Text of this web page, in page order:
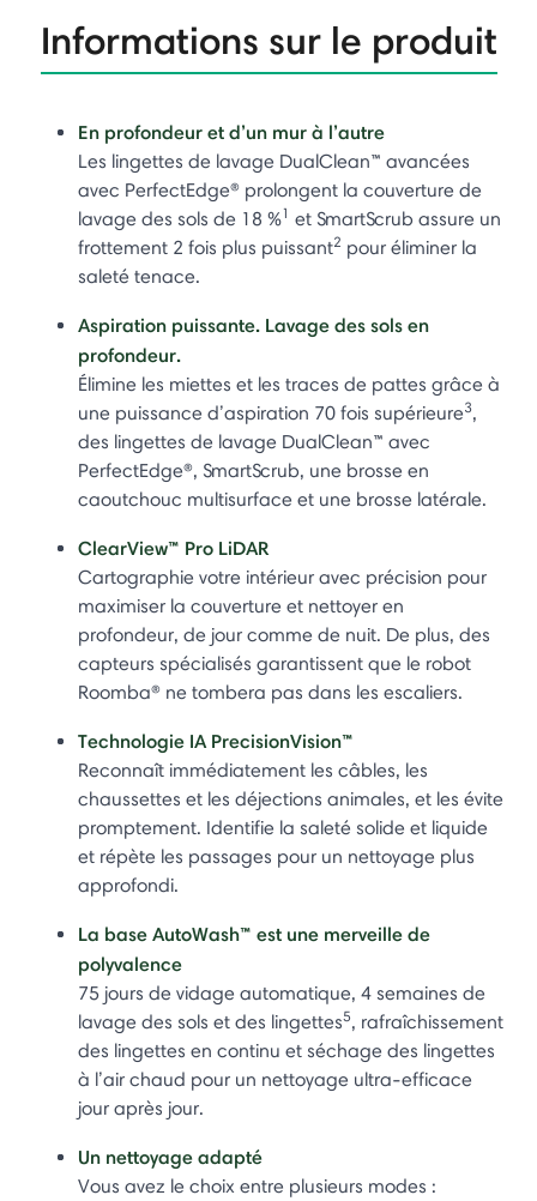
Informations sur le produit
En profondeur et d’un mur à l’autre
Les lingettes de lavage DualClean™ avancées
avec PerfectEdge® prolongent la couverture de
lavage des sols de 18 %1 et SmartScrub assure un
frottement 2 fois plus puissant2 pour éliminer la
saleté tenace.
Aspiration puissante. Lavage des sols en
profondeur.
Élimine les miettes et les traces de pattes grâce à
une puissance d’aspiration 70 fois supérieure3,
des lingettes de lavage DualClean™ avec
PerfectEdge®, SmartScrub, une brosse en
caoutchouc multisurface et une brosse latérale.
ClearView™ Pro LiDAR
Cartographie votre intérieur avec précision pour
maximiser la couverture et nettoyer en
profondeur, de jour comme de nuit. De plus, des
capteurs spécialisés garantissent que le robot
Roomba® ne tombera pas dans les escaliers.
Technologie IA PrecisionVision™
Reconnaît immédiatement les câbles, les
chaussettes et les déjections animales, et les évite
promptement. Identifie la saleté solide et liquide
et répète les passages pour un nettoyage plus
approfondi.
La base AutoWash™ est une merveille de
polyvalence
75 jours de vidage automatique, 4 semaines de
lavage des sols et des lingettes5, rafraîchissement
des lingettes en continu et séchage des lingettes
à l’air chaud pour un nettoyage ultra-efficace
jour après jour.
Un nettoyage adapté
Vous avez le choix entre plusieurs modes :